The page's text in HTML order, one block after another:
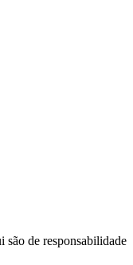
são de responsabilidade